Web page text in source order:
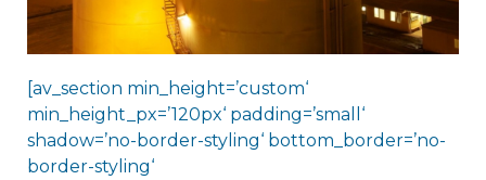
[av_section min_height=’custom‘
min_height_px=’120px‘ padding=’small‘
shadow=’no-border-styling‘ bottom_border=’no-
border-styling‘